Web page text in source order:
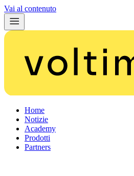
Vai al contenuto
Home
Notizie
Academy
Prodotti
Partners